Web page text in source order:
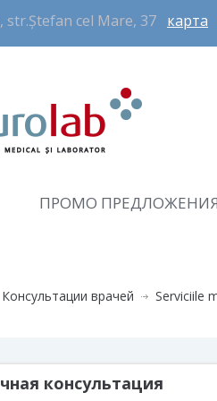
str.Ștefan cel Mare, 37 карта
ПРОМО ПРЕДЛОЖЕНИЯ
Консультации врачей Serviciile
консультация